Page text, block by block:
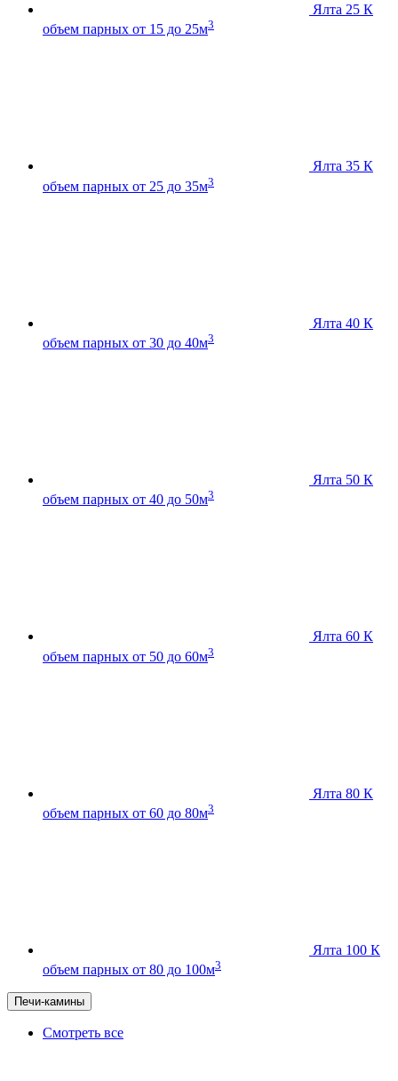
Ялта 25 К
объем парных от 15 до 25м3
Ялта 35 К
объем парных от 25 до 35м3
Ялта 40 К
объем парных от 30 до 40м3
Ялта 50 К
объем парных от 40 до 50м3
Ялта 60 К
объем парных от 50 до 60м3
Ялта 80 К
объем парных от 60 до 80м3
Ялта 100 К
объем парных от 80 до 100м3
Печи-камины
Смотреть все